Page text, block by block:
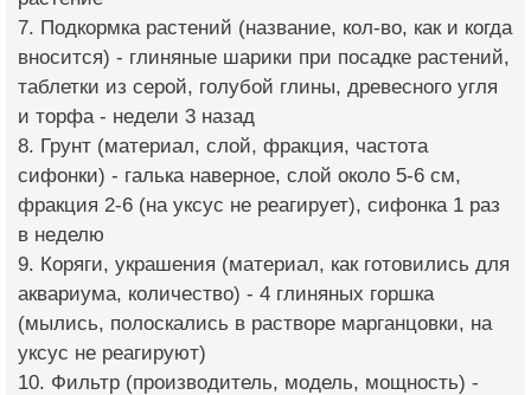
7. Подкормка растений (название, кол-во, как и когда
вносится) - глиняные шарики при посадке растений,
таблетки из серой, голубой глины, древесного угля
и торфа - недели 3 назад
8. Грунт (материал, слой, фракция, частота
сифонки) - галька наверное, слой около 5-6 см,
фракция 2-6 (на уксус не реагирует), сифонка 1 раз
в неделю
9. Коряги, украшения (материал, как готовились для
аквариума, количество) - 4 глиняных горшка
(мылись, полоскались в растворе марганцовки, на
уксус не реагируют)
10. Фильтр (производитель, модель, мощность) -